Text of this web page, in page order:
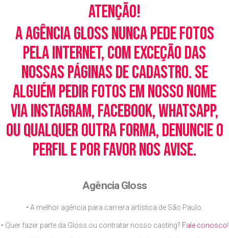
Atenção!
A Agência Gloss nunca pede fotos
pela Internet, com exceção das
nossas páginas de cadastro. Se
alguém pedir fotos em nosso nome
via Instagram, Facebook, WhatsApp,
ou qualquer outra forma, denuncie o
perfil e por favor nos avise.
Agência Gloss
• A melhor agência para carreira artística de São Paulo.
• Quer fazer parte da Gloss ou contratar nosso casting? Fale conosco!